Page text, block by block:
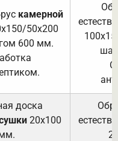
камерной
50х200
600 мм.
доска
20х100